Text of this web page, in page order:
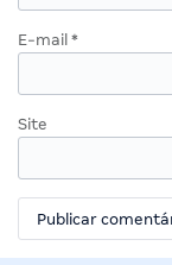
E-mail *
Site